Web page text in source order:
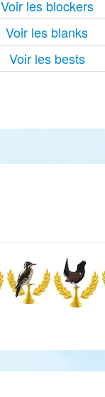
Voir les blockers
Voir les blanks
Voir les bests